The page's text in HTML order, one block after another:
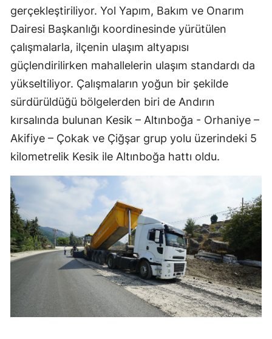
gerçekleştiriliyor. Yol Yapım, Bakım ve Onarım
Dairesi Başkanlığı koordinesinde yürütülen
çalışmalarla, ilçenin ulaşım altyapısı
güçlendirilirken mahallelerin ulaşım standardı da
yükseltiliyor. Çalışmaların yoğun bir şekilde
sürdürüldüğü bölgelerden biri de Andırın
kırsalında bulunan Kesik – Altınboğa - Orhaniye –
Akifiye – Çokak ve Çiğşar grup yolu üzerindeki 5
kilometrelik Kesik ile Altınboğa hattı oldu.